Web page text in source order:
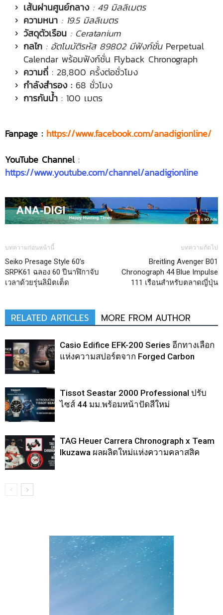
เส้นผ่านศูนย์กลาง: 49 มิลลิเมตร
ความหนา : 19.5 มิลลิเมตร
วัสดุตัวเรือน : Ceratanium
กลไก : อัตโนมัติรหัส 89802 มีฟังก์ชั่น Perpetual
Calendar พร้อมฟังก์ชั่น Flyback Chronograph
ความถี่ : 28,800 ครั้งต่อชั่วโมง
กำลังสำรอง : 68 ชั่วโมง
การกันน้ำ : 100 เมตร
Fanpage : https://www.facebook.com/anadigionline/
YouTube Channel :
https://www.youtube.com/channel/anadigionline
บทความก่อนหน้านี้
Seiko Presage Style 60’s
SRPK61 ฉลอง 60 ปีนาฬิกาจับ
เวลาด้วยรุ่นลิมิตเต็ด
บทความถัดไป
Breitling Avenger B01
Chronograph 44 Blue Impulse
111 เรือนสำหรับตลาดญี่ปุ่น
RELATED ARTICLES MORE FROM AUTHOR
Casio Edifice EFK-200 Series อีกทางเลือก
แห่งความสปอร์ตจาก Forged Carbon
Tissot Seastar 2000 Professional ปรับ
ไซส์ 44 มม.พร้อมหน้าปัดสีใหม่
TAG Heuer Carrera Chronograph x Team
Ikuzawa ผลผลิตใหม่แห่งความคลาสสิค